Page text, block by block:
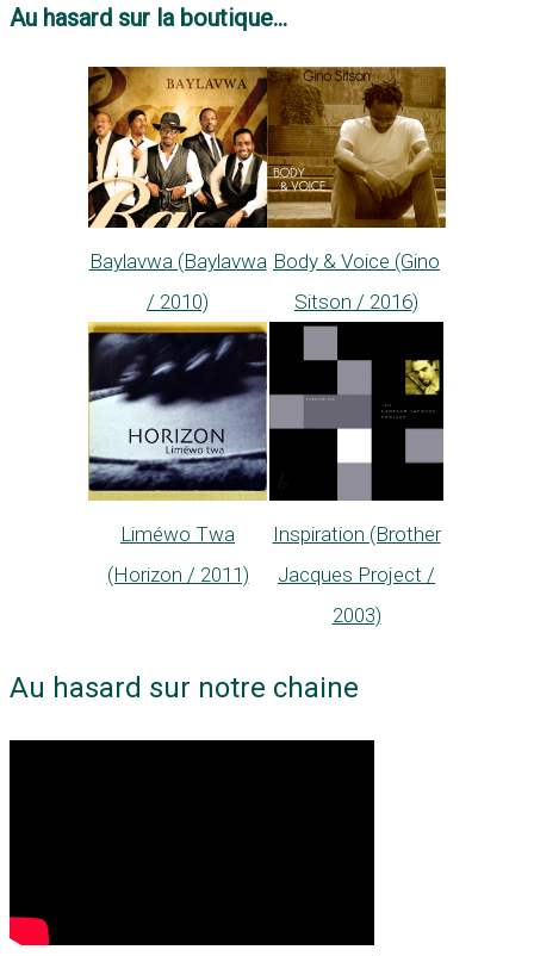
Au hasard sur la boutique...
Baylavwa (Baylavwa
/ 2010)
Body & Voice (Gino
Sitson / 2016)
Liméwo Twa
(Horizon / 2011)
Inspiration (Brother
Jacques Project /
2003)
Au hasard sur notre chaine